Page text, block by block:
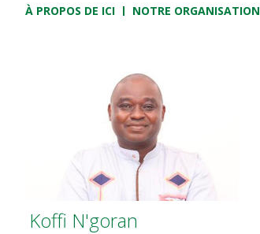
Fil d'Ariane
À PROPOS DE ICI NOTRE ORGANISATION
Koffi N'goran